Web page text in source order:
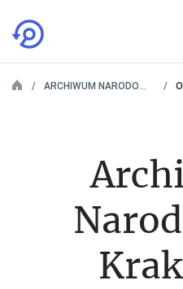
ARCHIWUM NARODOWE W KRAKOWIE